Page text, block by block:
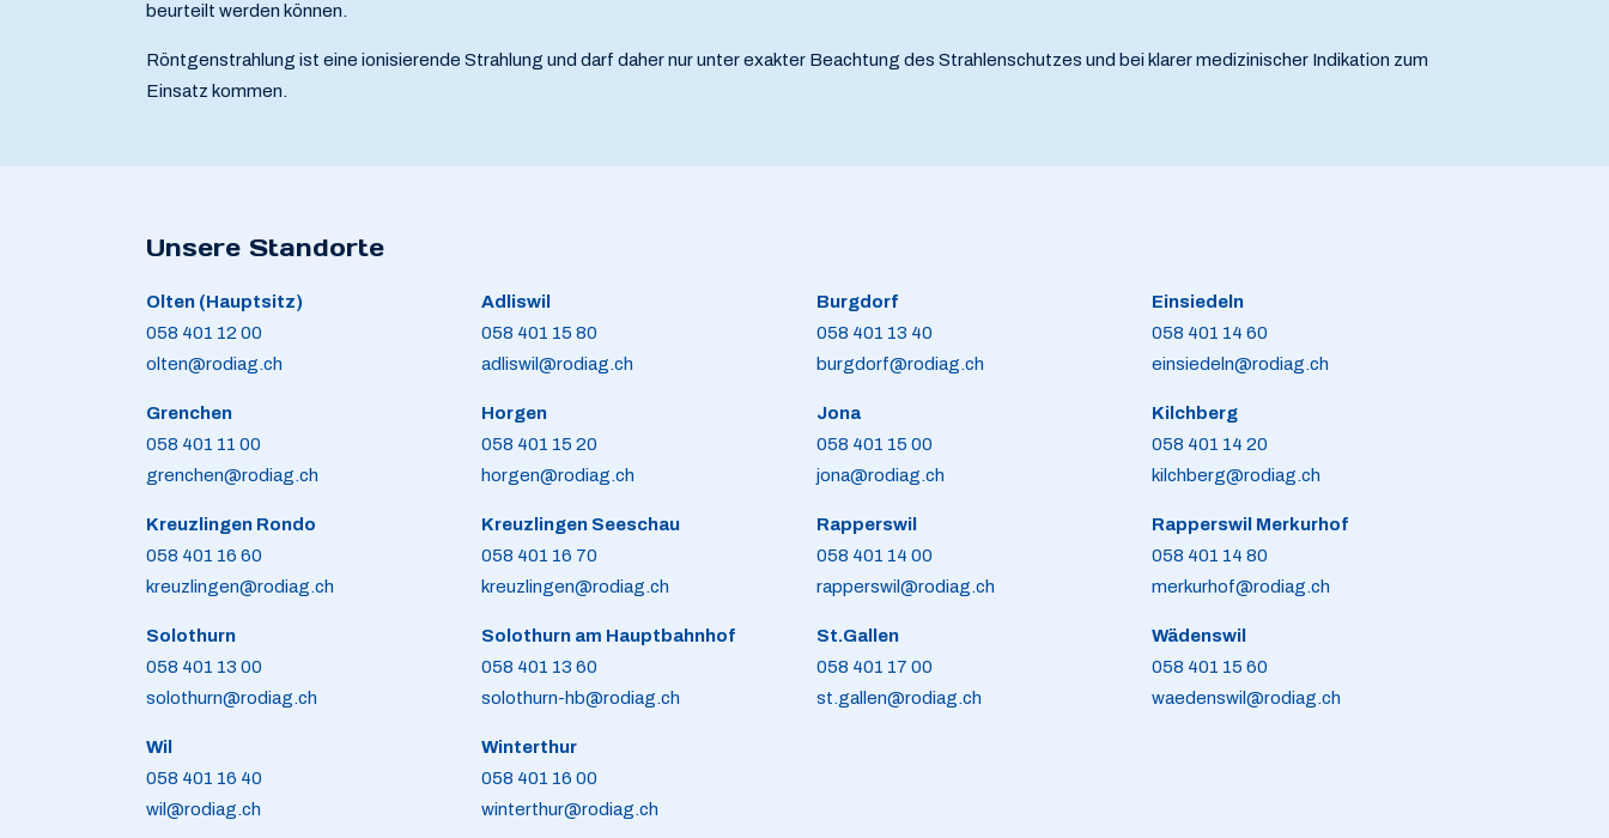
beurteilt werden können.
Röntgenstrahlung ist eine ionisierende Strahlung und darf daher nur unter exakter Beachtung des Strahlenschutzes und bei klarer medizinischer Indikation zum
Einsatz kommen.
Unsere Standorte
Olten (Hauptsitz)
058 401 12 00
olten@rodiag.ch
Grenchen
058 401 11 00
grenchen@rodiag.ch
Kreuzlingen Rondo
058 401 16 60
kreuzlingen@rodiag.ch
Solothurn
058 401 13 00
solothurn@rodiag.ch
Wil
058 401 16 40
wil@rodiag.ch
Adliswil
058 401 15 80
adliswil@rodiag.ch
Horgen
058 401 15 20
horgen@rodiag.ch
Kreuzlingen Seeschau
058 401 16 70
kreuzlingen@rodiag.ch
Solothurn am Hauptbahnhof
058 401 13 60
solothurn-hb@rodiag.ch
Winterthur
058 401 16 00
winterthur@rodiag.ch
Burgdorf
058 401 13 40
burgdorf@rodiag.ch
Jona
058 401 15 00
jona@rodiag.ch
Rapperswil
058 401 14 00
rapperswil@rodiag.ch
St.Gallen
058 401 17 00
st.gallen@rodiag.ch
Einsiedeln
058 401 14 60
einsiedeln@rodiag.ch
Kilchberg
058 401 14 20
kilchberg@rodiag.ch
Rapperswil Merkurhof
058 401 14 80
merkurhof@rodiag.ch
Wädenswil
058 401 15 60
waedenswil@rodiag.ch